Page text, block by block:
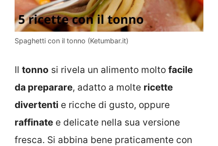
Spaghetti con il tonno (Ketumbar.it)
Il tonno si rivela un alimento molto facile
da preparare, adatto a molte ricette
divertenti e ricche di gusto, oppure
raffinate e delicate nella sua versione
fresca. Si abbina bene praticamente con